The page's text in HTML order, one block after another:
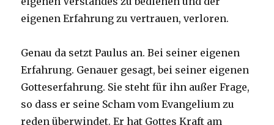
eigenen Erfahrung zu vertrauen, verloren.
Genau da setzt Paulus an. Bei seiner eigenen
Erfahrung. Genauer gesagt, bei seiner eigenen
Gotteserfahrung. Sie steht für ihn außer Frage,
so dass er seine Scham vom Evangelium zu
reden überwindet. Er hat Gottes Kraft am